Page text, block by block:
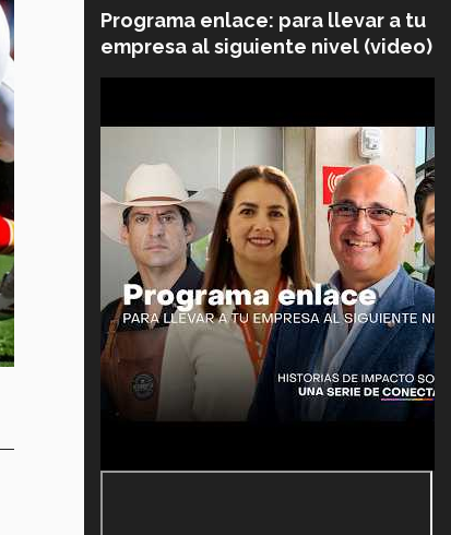
Programa enlace: para llevar a tu
empresa al siguiente nivel (video)